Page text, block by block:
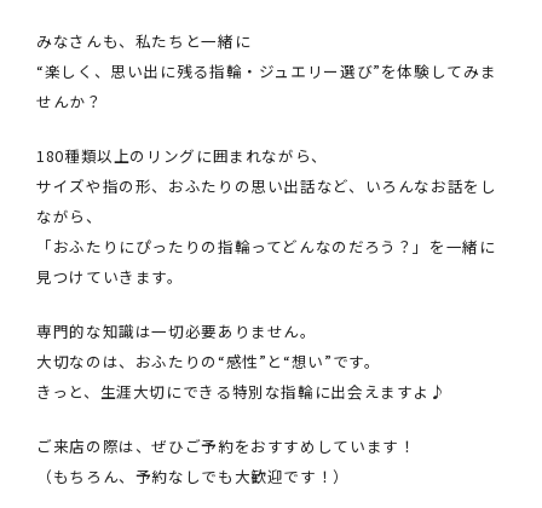
みなさんも、私たちと一緒に
“楽しく、思い出に残る指輪・ジュエリー選び”を体験してみま
せんか？
180種類以上のリングに囲まれながら、
サイズや指の形、おふたりの思い出話など、いろんなお話をし
ながら、
「おふたりにぴったりの指輪ってどんなのだろう？」を一緒に
見つけていきます。
専門的な知識は一切必要ありません。
大切なのは、おふたりの“感性”と“想い”です。
きっと、生涯大切にできる特別な指輪に出会えますよ♪
ご来店の際は、ぜひご予約をおすすめしています！
（もちろん、予約なしでも大歓迎です！）